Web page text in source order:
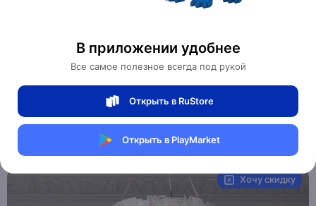
В приложении удобнее
Все самое полезное всегда под рукой
Открыть в RuStore
Открыть в PlayMarket
CHANTI 80*95, металл, LED
Магазин Table lamps
MXM9925151724
Хочу скидку